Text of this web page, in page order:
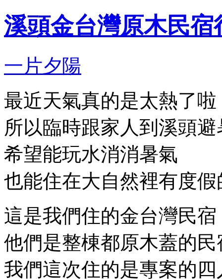
溪頭金台灣原木民
一片夕陽
最近天氣真的是太熱了啦
所以臨時跟家人到溪頭避
希望能玩水消消暑氣
也能住在大自然裡有度假
這是我們住的金台灣民宿
他們是整棟都原木蓋的
我們這次住的是專案的四